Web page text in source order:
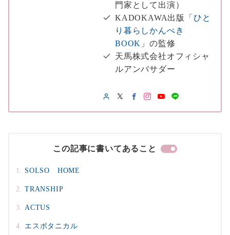
門家として出演）
KADOKAWA出版「 ひと
り暮らしかんぺき
BOOK 」の監修
天馬株式会社オフィシャ
ルアンバサダー
この記事に書いてあること
SOLSO HOME
TRANSHIP
ACTUS
エスボタニカル